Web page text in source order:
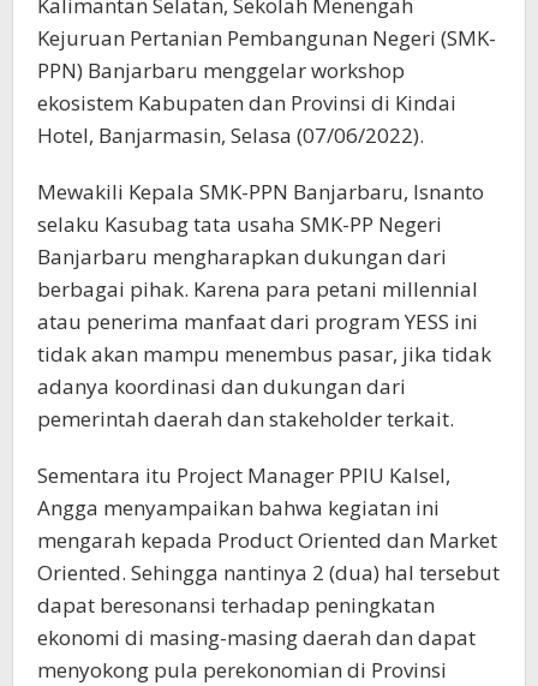
Kalimantan Selatan, Sekolah Menengah
Kejuruan Pertanian Pembangunan Negeri (SMK-
PPN) Banjarbaru menggelar workshop
ekosistem Kabupaten dan Provinsi di Kindai
Hotel, Banjarmasin, Selasa (07/06/2022).
Mewakili Kepala SMK-PPN Banjarbaru, Isnanto
selaku Kasubag tata usaha SMK-PP Negeri
Banjarbaru mengharapkan dukungan dari
berbagai pihak. Karena para petani millennial
atau penerima manfaat dari program YESS ini
tidak akan mampu menembus pasar, jika tidak
adanya koordinasi dan dukungan dari
pemerintah daerah dan stakeholder terkait.
Sementara itu Project Manager PPIU Kalsel,
Angga menyampaikan bahwa kegiatan ini
mengarah kepada Product Oriented dan Market
Oriented. Sehingga nantinya 2 (dua) hal tersebut
dapat beresonansi terhadap peningkatan
ekonomi di masing-masing daerah dan dapat
menyokong pula perekonomian di Provinsi